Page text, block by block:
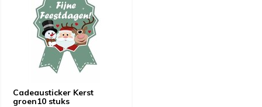
Cadeausticker Kerst
groen10 stuks